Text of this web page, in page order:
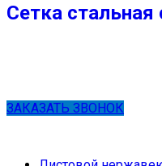
Сетка стальная
ЗАКАЗАТЬ ЗВОНОК